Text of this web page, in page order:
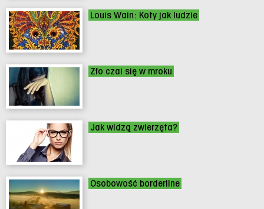
Louis Wain: Koty jak ludzie
Zło czai się w mroku
Jak widzą zwierzęta?
Osobowość borderline